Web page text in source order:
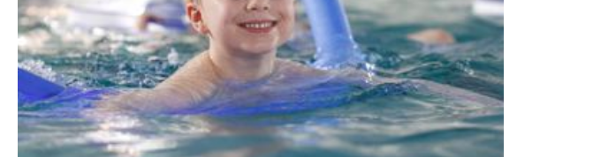
7
8
7
8